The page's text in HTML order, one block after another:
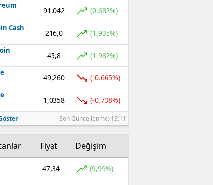
91.042 (0.682%)
Cash
216,0 (1.935%)
45,8 (1.982%)
49,260 (-0.665%)
1,0358 (-0.738%)
Son Güncellenme: 13:11
Fiyat Değişim
47,34 (9,99%)